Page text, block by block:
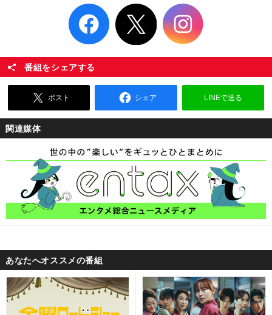
番組をシェアする
ポスト シェア LINEで送る
関連媒体
あなたへオススメの番組